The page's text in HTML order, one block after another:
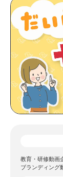
教育・研修動画
ブランディング